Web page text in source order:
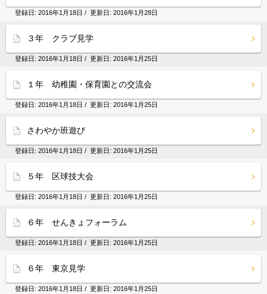
登録日: 2016年1月18日 / 更新日: 2016年1月28日
３年 クラブ見学
登録日: 2016年1月18日 / 更新日: 2016年1月25日
１年 幼稚園・保育園との交流会
登録日: 2016年1月18日 / 更新日: 2016年1月25日
さわやか班遊び
登録日: 2016年1月18日 / 更新日: 2016年1月25日
５年 区球技大会
登録日: 2016年1月18日 / 更新日: 2016年1月25日
６年 せんきょフォーラム
登録日: 2016年1月18日 / 更新日: 2016年1月25日
６年 東京見学
登録日: 2016年1月18日 / 更新日: 2016年1月25日